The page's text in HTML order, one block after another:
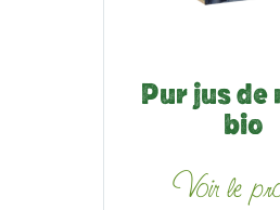
Pur jus de
bio
Voir le